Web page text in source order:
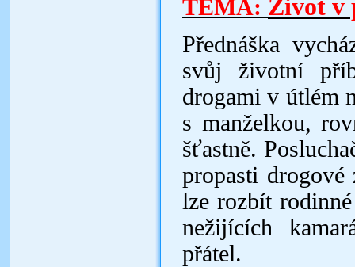
TÉMA: Život v
Přednáška
svůj životní
drogami v útlém
s manželkou,
šťastně.
propasti
lze rozbít
nežijících
přátel.